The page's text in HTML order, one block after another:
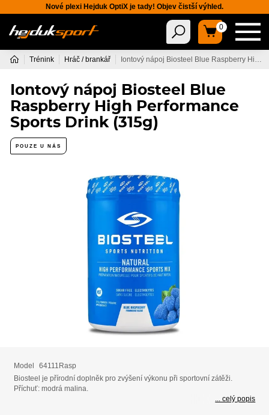
Nové plexi Hejduk OptiX je tady! Objev čistší výhled.
0
Trénink Hráč / brankář
Iontový nápoj Biosteel Blue
Raspberry High Performance
Sports Drink (315g)
POUZE U NÁS
Model
64111Rasp
Biosteel je přírodní doplněk pro zvýšení výkonu při sportovní zátěži.
Příchuť: modrá malina.
... celý popis